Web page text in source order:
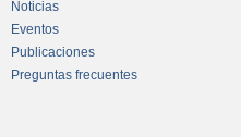
Noticias
Eventos
Publicaciones
Preguntas frecuentes